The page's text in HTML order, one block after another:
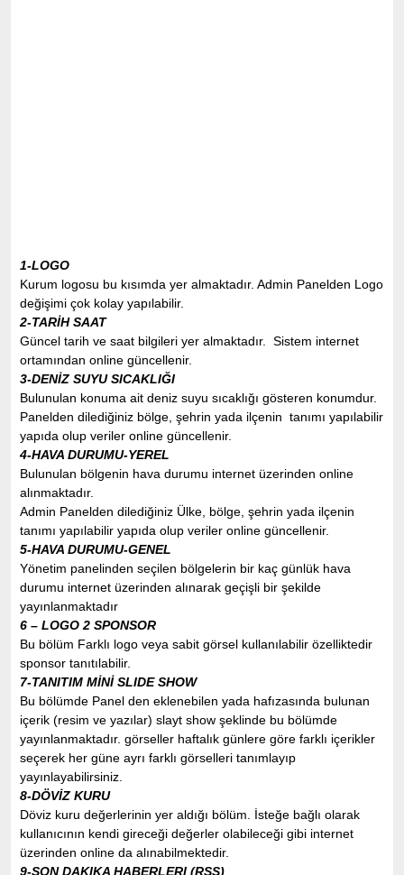
1-LOGO
Kurum logosu bu kısımda yer almaktadır. Admin Panelden Logo
değişimi çok kolay yapılabilir.
2-TARİH SAAT
Güncel tarih ve saat bilgileri yer almaktadır. Sistem internet
ortamından online güncellenir.
3-DENİZ SUYU SICAKLIĞI
Bulunulan konuma ait deniz suyu sıcaklığı gösteren konumdur.
Panelden dilediğiniz bölge, şehrin yada ilçenin tanımı yapılabilir
yapıda olup veriler online güncellenir.
4-HAVA DURUMU-YEREL
Bulunulan bölgenin hava durumu internet üzerinden online
alınmaktadır.
Admin Panelden dilediğiniz Ülke, bölge, şehrin yada ilçenin
tanımı yapılabilir yapıda olup veriler online güncellenir.
5-HAVA DURUMU-GENEL
Yönetim panelinden seçilen bölgelerin bir kaç günlük hava
durumu internet üzerinden alınarak geçişli bir şekilde
yayınlanmaktadır
6 – LOGO 2 SPONSOR
Bu bölüm Farklı logo veya sabit görsel kullanılabilir özelliktedir
sponsor tanıtılabilir.
7-TANITIM MİNİ SLIDE SHOW
Bu bölümde Panel den eklenebilen yada hafızasında bulunan
içerik (resim ve yazılar) slayt show şeklinde bu bölümde
yayınlanmaktadır. görseller haftalık günlere göre farklı içerikler
seçerek her güne ayrı farklı görselleri tanımlayıp
yayınlayabilirsiniz.
8-DÖVİZ KURU
Döviz kuru değerlerinin yer aldığı bölüm. İsteğe bağlı olarak
kullanıcının kendi gireceği değerler olabileceği gibi internet
üzerinden online da alınabilmektedir.
9-SON DAKIKA HABERLERI (RSS)